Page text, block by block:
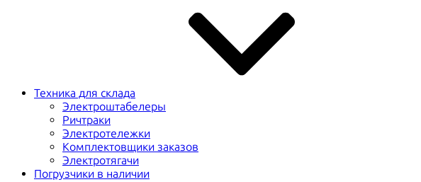
Техника для склада
Электроштабелеры
Ричтраки
Электротележки
Комплектовщики заказов
Электротягачи
Погрузчики в наличии